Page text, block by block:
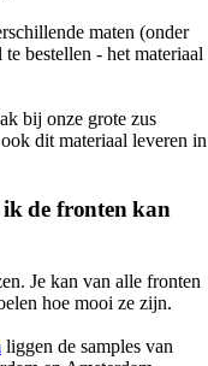
maten (onder
bestellen - het materiaal
bij onze grote zus
dit materiaal leveren in
de fronten kan
Je kan van alle fronten
hoe mooi ze zijn.
liggen de samples van